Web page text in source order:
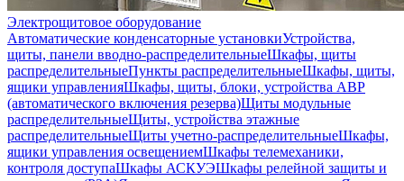
Электрощитовое оборудование
Автоматические конденсаторные установкиУстройства,
щиты, панели вводно-распределительныеШкафы, щиты
распределительныеПункты распределительныеШкафы, щиты,
ящики управленияШкафы, щиты, блоки, устройства АВР
(автоматического включения резерва)Щиты модульные
распределительныеЩиты, устройства этажные
распределительныеЩиты учетно-распределительныеШкафы,
ящики управления освещениемШкафы телемеханики,
контроля доступаШкафы АСКУЭШкафы релейной защиты и